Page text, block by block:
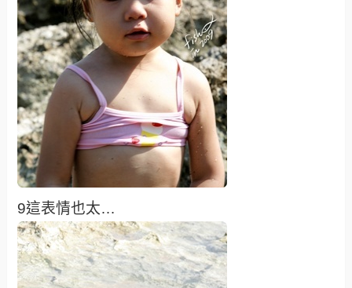
9這表情也太…